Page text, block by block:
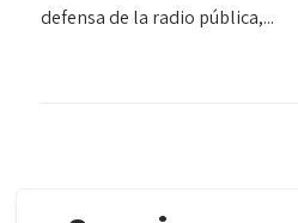
defensa de la radio pública,...